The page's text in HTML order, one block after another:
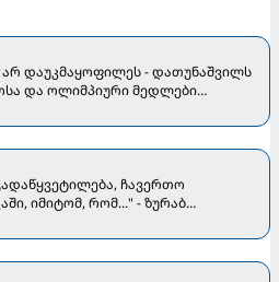
- დათუნაშვილს
და ოლიმპიური მედლები
ჩავერთო
იმიტომ, რომ..." - ზურაბ